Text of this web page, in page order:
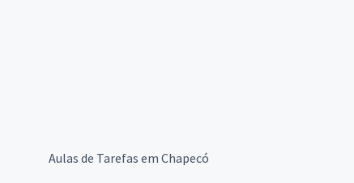
Aulas de Tarefas em Chapecó